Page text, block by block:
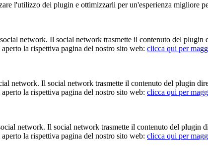
l'utilizzo dei plugin e ottimizzarli per un'esperienza migliore
network. Il social network trasmette il contenuto del
la rispettiva pagina del nostro sito web: clicca qui per
network. Il social network trasmette il contenuto del plugin
la rispettiva pagina del nostro sito web: clicca qui per
network. Il social network trasmette il contenuto del plugin
la rispettiva pagina del nostro sito web: clicca qui per